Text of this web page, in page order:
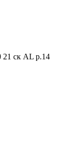
21 ск AL р.14